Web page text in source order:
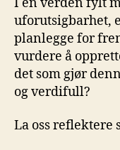
uforutsigbarhet,
planlegge⁣ for
vurdere å
det‌ som gjør
og verdifull?
La oss reflektere